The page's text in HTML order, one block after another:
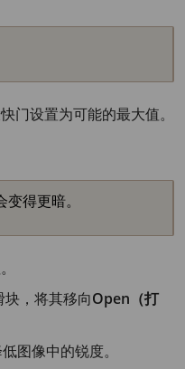
门设置为可能的最大值。
得更暗。
块，将其移向Open（打
图像中的锐度。